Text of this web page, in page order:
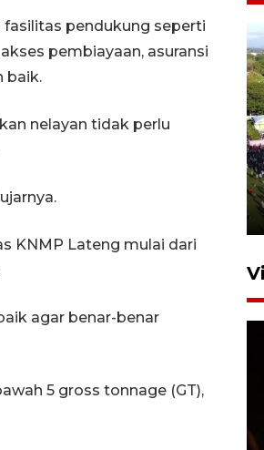
pendukung seperti
pembiayaan, asuransi
baik.
nelayan tidak perlu
KNMP Lateng mulai dari
agar benar-benar
5 gross tonnage (GT),
HUT KE-78